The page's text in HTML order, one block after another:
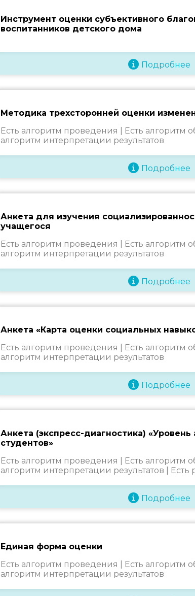
Инструмент оценки субъективного
воспитанников детского дома
Подробнее
Методика трехсторонней оценки
Есть алгоритм проведения | Есть алгоритм
алгоритм интерпретации результатов
Подробнее
Анкета для изучения
учащегося
Есть алгоритм проведения | Есть алгоритм
алгоритм интерпретации результатов
Подробнее
Анкета «Карта оценки социальных
Есть алгоритм проведения | Есть алгоритм
алгоритм интерпретации результатов
Подробнее
Анкета (экспресс-диагностика)
студентов»
Есть алгоритм проведения | Есть алгоритм
алгоритм интерпретации результатов | Есть
Подробнее
Единая форма оценки
Есть алгоритм проведения | Есть алгоритм
алгоритм интерпретации результатов